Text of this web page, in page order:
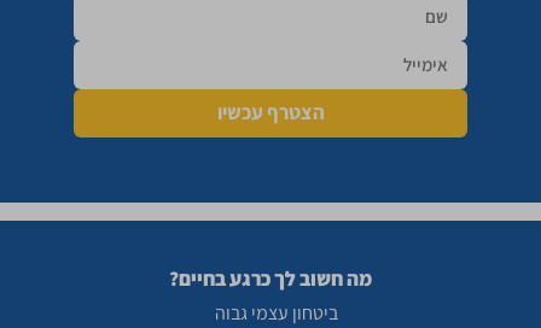
הצטרף עכשיו
מה חשוב לך כרגע בחיים?
ביטחון עצמי גבוה